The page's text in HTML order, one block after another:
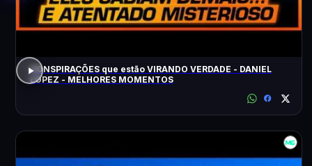
CONSPIRAÇÕES que estão VIRANDO VERDADE - DANIEL
LOPEZ - MELHORES MOMENTOS